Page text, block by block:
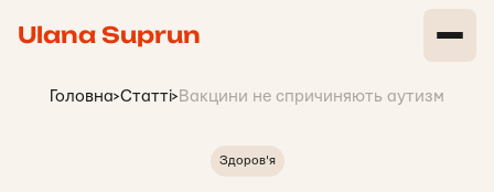
Ulana Suprun
Головна>Статті> Вакцини не спричиняють аутизм
Здоров'я